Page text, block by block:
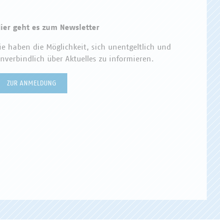
geht es zum Newsletter
haben die Möglichkeit, sich unentgeltlich und
über Aktuelles zu informieren.
ZUR ANMELDUNG